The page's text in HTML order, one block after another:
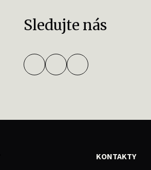
Sledujte nás
KONTAKTY